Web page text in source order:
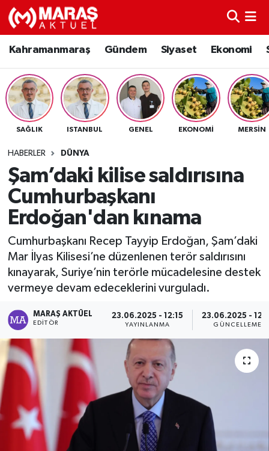
Kahramanmaraş Gündem Siyaset Ekonomi
SAĞLIK ISTANBUL GENEL EKONOMI MERSIN
HABERLER DÜNYA
Şam’daki kilise saldırısına
Cumhurbaşkanı
Erdoğan'dan kınama
Cumhurbaşkanı Recep Tayyip Erdoğan, Şam’daki
Mar İlyas Kilisesi’ne düzenlenen terör saldırısını
kınayarak, Suriye’nin terörle mücadelesine destek
vermeye devam edeceklerini vurguladı.
MARAŞ AKTÜEL
EDITÖR
23.06.2025 - 12:15
YAYINLANMA
23.06.2025 -
GÜNCELLEME
Kahramanmaraş
Gündem
Siyaset
Spor
Sağlık
Teknoloji
Eğitim
Dünya
Kültür Sanat
Nöbetçi Eczaneler
Hava Durumu
Namaz Vakitleri
TFF 3.Lig 4.Grup Puan Durumu ve Fikstür
Tüm Manşetler
Son Dakika Haberleri
Haber Arşivi